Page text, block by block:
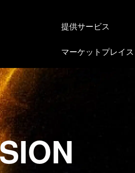
提供サービス
マーケットプレイス